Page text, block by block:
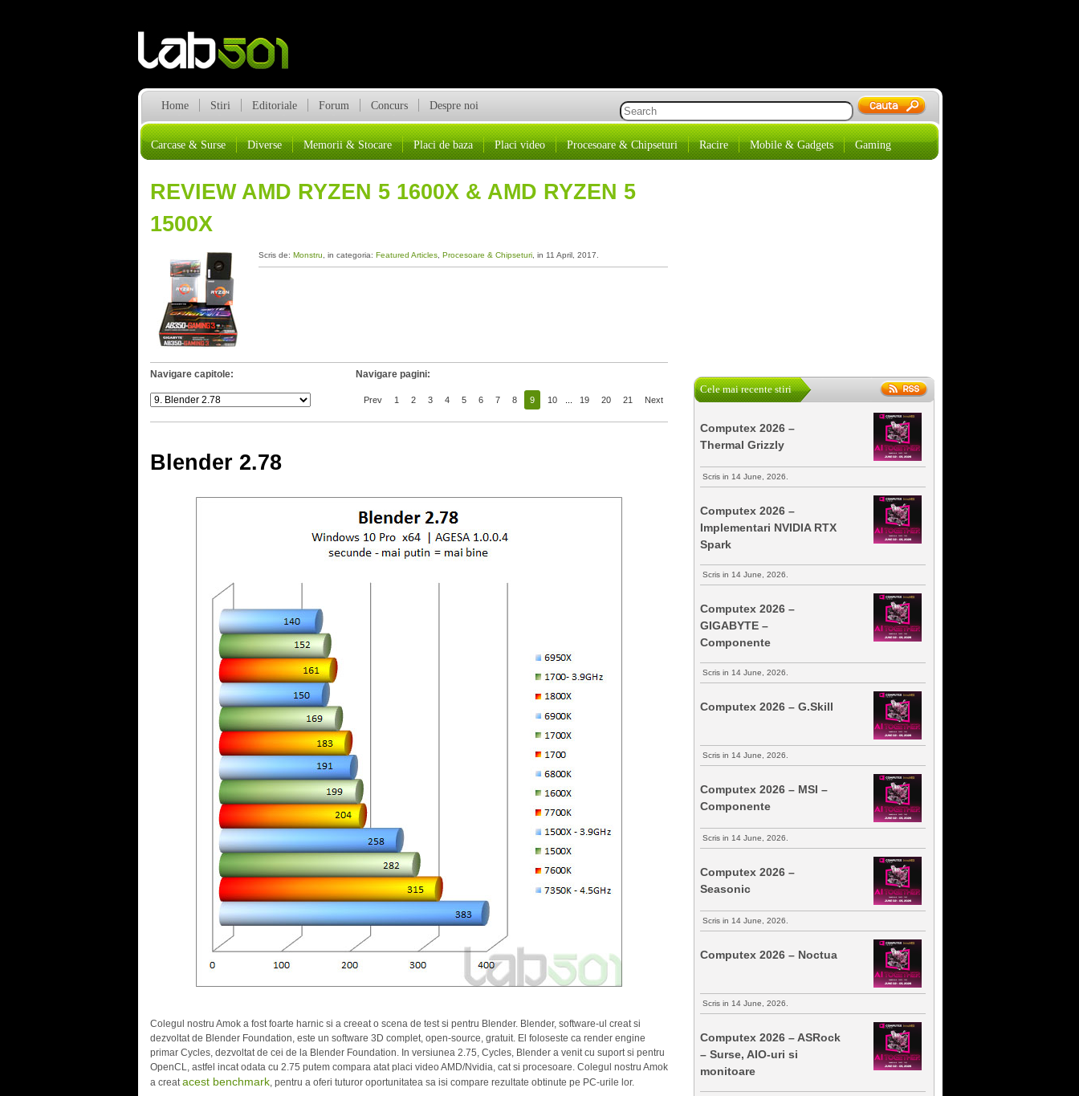
Home Stiri Editoriale Forum Concurs Despre noi
Carcase & Surse Diverse Memorii & Stocare Placi de baza Placi video Procesoare & Chipseturi Racire Mobile & Gadgets Gaming
REVIEW AMD RYZEN 5 1600X & AMD RYZEN 5
1500X
Scris de: Monstru , in categoria: Featured Articles, Procesoare & Chipseturi, in 11 April, 2017.
Navigare capitole: Navigare pagini:
Prev 1 2 3 4 5 6 7 8 9 10 19 20 21 Next
Blender 2.78
Colegul nostru Amok a fost foarte harnic si a creeat o scena de test si pentru Blender. Blender, software-ul creat si
dezvoltat de Blender Foundation, este un software 3D complet, open-source, gratuit. El foloseste ca render engine
primar Cycles, dezvoltat de cei de la Blender Foundation. In versiunea 2.75, Cycles, Blender a venit cu suport si pentru
OpenCL, astfel incat odata cu 2.75 putem compara atat placi video AMD/Nvidia, cat si procesoare. Colegul nostru Amok
a creatacest benchmark, pentru a oferi tuturor oportunitatea sa isi compare rezultate obtinute pe PC-urile lor.
Cele mai recente stiri
Computex 2026 –
Thermal Grizzly
Scris in 14 June, 2026.
Computex 2026 –
Implementari NVIDIA RTX
Spark
Scris in 14 June, 2026.
Computex 2026 –
GIGABYTE –
Componente
Scris in 14 June, 2026.
Computex 2026 – G.Skill
Scris in 14 June, 2026.
Computex 2026 – MSI –
Componente
Scris in 14 June, 2026.
Computex 2026 –
Seasonic
Scris in 14 June, 2026.
Computex 2026 – Noctua
Scris in 14 June, 2026.
Computex 2026 – ASRock
– Surse, AIO-uri si
monitoare